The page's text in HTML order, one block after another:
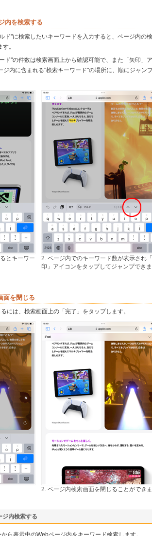
内を検索する
ド"に検索したいキーワードを入力すると、ページ内の
。
ド"の件数は検索画面上から確認可能で、また「矢印」
ジ内に含まれる"検索キーワード"の場所に、順にジャン
とキーワー
2. ページ内でのキーワード数が表示され
印」アイコンをタップしてジャンプでき
面を閉じる
には、検索画面上の「完了」をタップします。
2. ページ内検索画面を閉じることができ
内検索する
ら表示中のWebページ内をキーワード検索します。